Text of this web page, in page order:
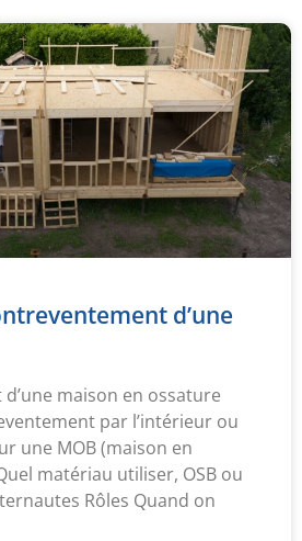
d’une
maison en ossature
par l’intérieur ou
une MOB (maison en
matériau utiliser, OSB ou
Rôles Quand on